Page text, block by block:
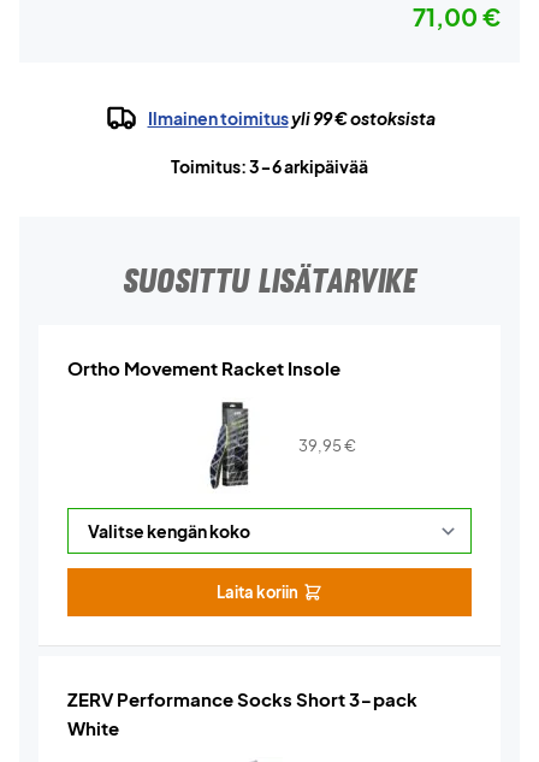
71,00 €
Ilmainen toimitusyli 99 € ostoksista
Toimitus: 3-6 arkipäivää
SUOSITTU LISÄTARVIKE
Ortho Movement Racket Insole
39,95€
Laita koriin
ZERV Performance Socks Short 3-pack
White